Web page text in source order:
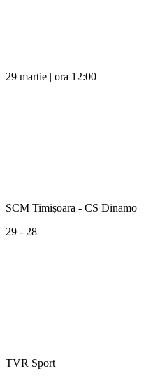
29 martie | ora 12:00
SCM Timișoara - CS Dinamo
29 - 28
TVR Sport